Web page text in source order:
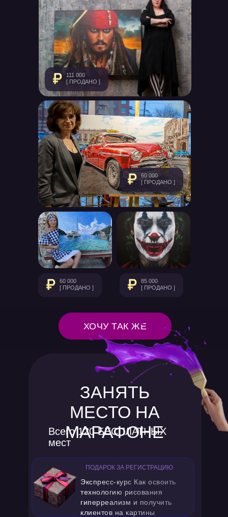
60 000
[ ПРОДАНО ]
85 000
[ ПРОДАНО ]
111 000
[ ПРОДАНО ]
60 000
[ ПРОДАНО ]
ХОЧУ ТАК ЖЕ
ЗАНЯТЬ
МЕСТО НА
МАРАФОНЕ
Всего 120 БЕСПЛАТНЫХ
мест
ПОДАРОК ЗА РЕГИСТРАЦИЮ
Экспресс-курс Как освоить
технологию рисования
гиперреализм и получить
клиентов на картины